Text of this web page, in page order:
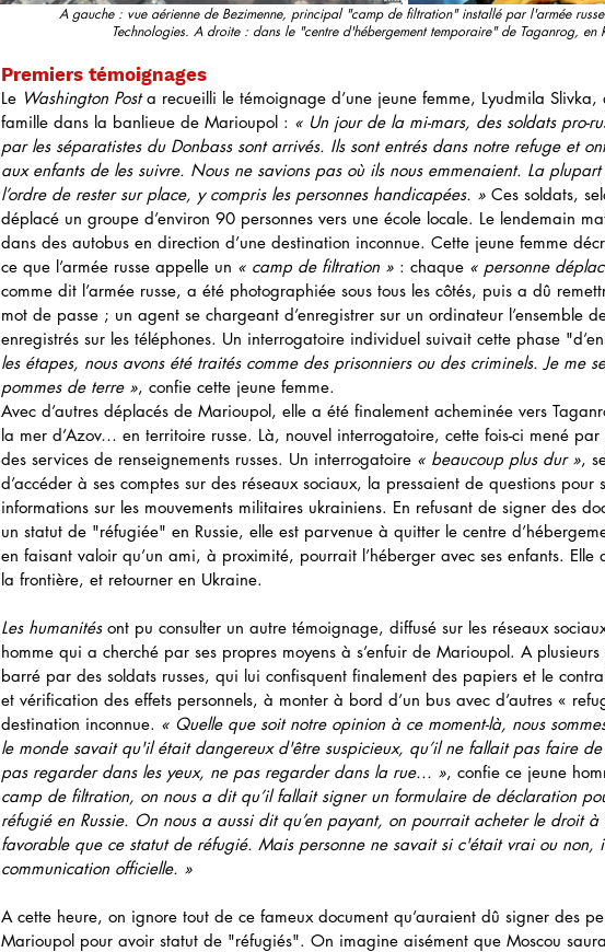
A gauche : vue aérienne de Bezimenne, principal "camp de filtration" installé par l'armée
Technologies. A droite : dans le "centre d'hébergement temporaire" de Taganrog, en
Premiers témoignages
Le Washington Post a recueilli le témoignage d’une jeune femme, Lyudmila
famille dans la banlieue de Marioupol : « Un jour de la mi-mars, des soldats pro-
par les séparatistes du Donbass sont arrivés. Ils sont entrés dans notre refuge et
aux enfants de les suivre. Nous ne savions pas où ils nous emmenaient. La
l’ordre de rester sur place, y compris les personnes handicapées. » Ces soldats,
déplacé un groupe d’environ 90 personnes vers une école locale. Le lendemain
dans des autobus en direction d’une destination inconnue. Cette jeune femme
ce que l’armée russe appelle un « camp de filtration » : chaque « personne
comme dit l’armée russe, a été photographiée sous tous les côtés, puis a dû
mot de passe ; un agent se chargeant d’enregistrer sur un ordinateur l’ensemble
enregistrés sur les téléphones. Un interrogatoire individuel suivait cette phase
les étapes, nous avons été traités comme des prisonniers ou des criminels. Je me
pommes de terre », confie cette jeune femme.
Avec d’autres déplacés de Marioupol, elle a été finalement acheminée vers
la mer d’Azov… en territoire russe. Là, nouvel interrogatoire, cette fois-ci mené par
des services de renseignements russes. Un interrogatoire « beaucoup plus dur »,
d’accéder à ses comptes sur des réseaux sociaux, la pressaient de questions pour
informations sur les mouvements militaires ukrainiens. En refusant de signer des
un statut de "réfugiée" en Russie, elle est parvenue à quitter le centre
en faisant valoir qu’un ami, à proximité, pourrait l’héberger avec ses enfants.
la frontière, et retourner en Ukraine.
Les humanités ont pu consulter un autre témoignage, diffusé sur les réseaux
homme qui a cherché par ses propres moyens à s’enfuir de Marioupol. A
barré par des soldats russes, qui lui confisquent finalement des papiers et le
et vérification des effets personnels, à monter à bord d’un bus avec d’autres «
destination inconnue. « Quelle que soit notre opinion à ce moment-là, nous
le monde savait qu'il était dangereux d'être suspicieux, qu’il ne fallait pas faire de
pas regarder dans les yeux, ne pas regarder dans la rue... », confie ce jeune
camp de filtration, on nous a dit qu’il fallait signer un formulaire de déclaration
réfugié en Russie. On nous a aussi dit qu’en payant, on pourrait acheter le droit
favorable que ce statut de réfugié. Mais personne ne savait si c'était vrai ou non,
communication officielle. »
A cette heure, on ignore tout de ce fameux document qu’auraient dû signer des
Marioupol pour avoir statut de "réfugiés". On imagine aisément que Moscou